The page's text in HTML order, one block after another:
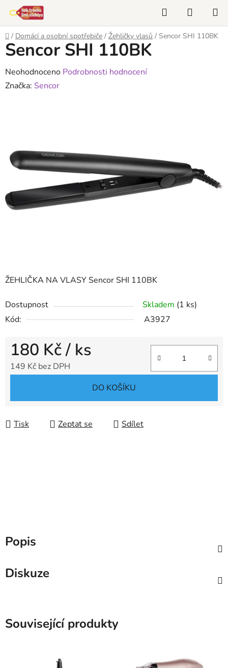
obsah
Hledat
KOŠÍK
Domů
/ Domácí a osobní spotřebiče / Žehličky vlasů / Sencor SHI 110BK
ŽEHLIČKA NA VLASY Sencor SHI 110BK
Dostupnost Skladem (1 ks)
Kód:
A3927
180 Kč/ ks
149 Kč bez DPH
DO KOŠÍKU
Tisk Zeptat se Sdílet
Sencor SHI 110BK
Průměrné
hodnocení
hvězdiček.
Neohodnoceno Podrobnosti hodnocení
Značka: Sencor
Popis
Diskuze
Související produkty